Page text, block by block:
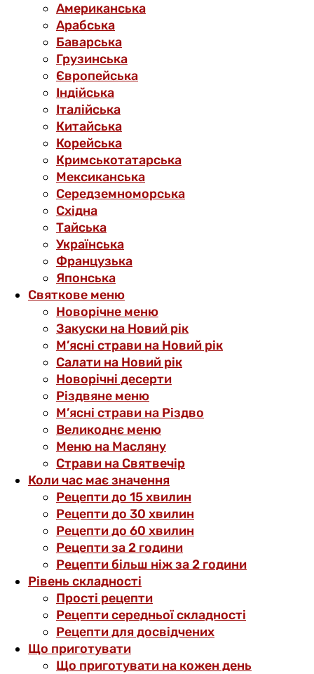
Американська
Арабська
Баварська
Грузинська
Європейська
Індійська
Італійська
Китайська
Корейська
Кримськотатарська
Мексиканська
Середземноморська
Східна
Тайська
Українська
Французька
Японська
Святкове меню
Новорічне меню
Закуски на Новий рік
М’ясні страви на Новий рік
Салати на Новий рік
Новорічні десерти
Різдвяне меню
М’ясні страви на Різдво
Великоднє меню
Меню на Масляну
Страви на Святвечір
Коли час має значення
Рецепти до 15 хвилин
Рецепти до 30 хвилин
Рецепти до 60 хвилин
Рецепти за 2 години
Рецепти більш ніж за 2 години
Рівень складності
Прості рецепти
Рецепти середньої складності
Рецепти для досвідчених
Що приготувати
Що приготувати на кожен день